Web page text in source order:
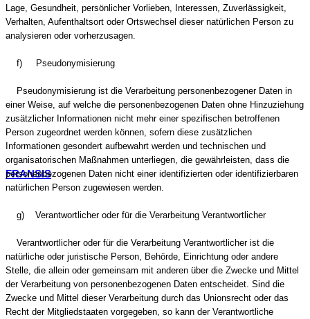
FRANSIS
Lage, Gesundheit, persönlicher Vorlieben, Interessen, Zuverlässigkeit,
Verhalten, Aufenthaltsort oder Ortswechsel dieser natürlichen Person zu
analysieren oder vorherzusagen.
f) Pseudonymisierung
Pseudonymisierung ist die Verarbeitung personenbezogener Daten in
einer Weise, auf welche die personenbezogenen Daten ohne Hinzuziehung
zusätzlicher Informationen nicht mehr einer spezifischen betroffenen
Person zugeordnet werden können, sofern diese zusätzlichen
Informationen gesondert aufbewahrt werden und technischen und
organisatorischen Maßnahmen unterliegen, die gewährleisten, dass die
personenbezogenen Daten nicht einer identifizierten oder identifizierbaren
natürlichen Person zugewiesen werden.
g) Verantwortlicher oder für die Verarbeitung Verantwortlicher
Verantwortlicher oder für die Verarbeitung Verantwortlicher ist die
natürliche oder juristische Person, Behörde, Einrichtung oder andere
Stelle, die allein oder gemeinsam mit anderen über die Zwecke und Mittel
der Verarbeitung von personenbezogenen Daten entscheidet. Sind die
Zwecke und Mittel dieser Verarbeitung durch das Unionsrecht oder das
Recht der Mitgliedstaaten vorgegeben, so kann der Verantwortliche